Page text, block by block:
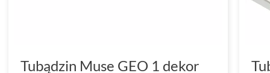
Tubądzin Muse GEO 1 dekor